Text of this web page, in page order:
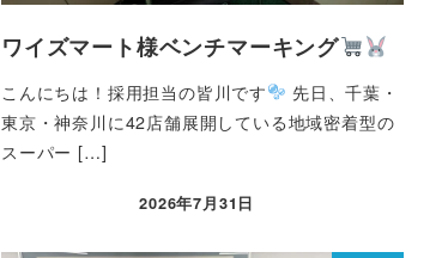
ワイズマート様ベンチマーキング
こんにちは！採用担当の皆川です
先日、千葉・
東京・神奈川に42店舗展開している地域密着型の
スーパー […]
2026年7月31日